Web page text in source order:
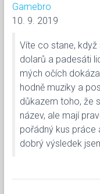
Gamebro
10. 9. 2019
Víte co stane,
dolarů a padesáti
mých očích
hodně muziky a
důkazem toho, že
název, ale mají
pořádný kus práce
dobrý výsledek